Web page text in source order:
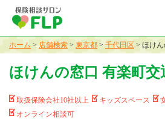
ホーム > 店舗検索 > 東京都 > 千代田区 > ほけ
ほけんの窓口 有楽町交
取扱保険会社10社以上 キッズスペース
オンライン相談可